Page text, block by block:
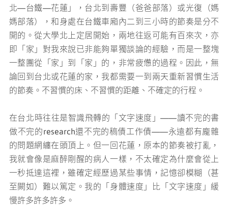
北—台鐵—花蓮」，台北到壽豐（爸爸部落）或光復（媽
媽部落），和身處在台鐵車廂內二到三小時的節奏是分不
開的。從大學北上定居開始，兩地往返可能有百來次，亦
即「家」對我來說已非能夠單獨談論的經驗，而是一整塊
一整團從「家」到「家」的，非常疲憊的過程。因此，無
論回到台北或花蓮的家，我都需要一到兩天重新習慣生活
的節奏。不習慣的床、不習慣的距離、不確定的行程。
在台北時往往是智識飛轉的「文字速度」——讀不完的書
做不完的research還不完的稿債工作債——永遠都有龐雜
的問題網纏在頭頂上。但一回花蓮，原本的節奏被打亂，
我就會像是麻醉剛醒的病人一樣，不太確定為什麼會從上
一秒抵達這裡，雖確定經歷過某些事情，記憶卻模糊（甚
至闕如）難以篤定。我的「身體速度」比「文字速度」緩
慢許多許多許多。